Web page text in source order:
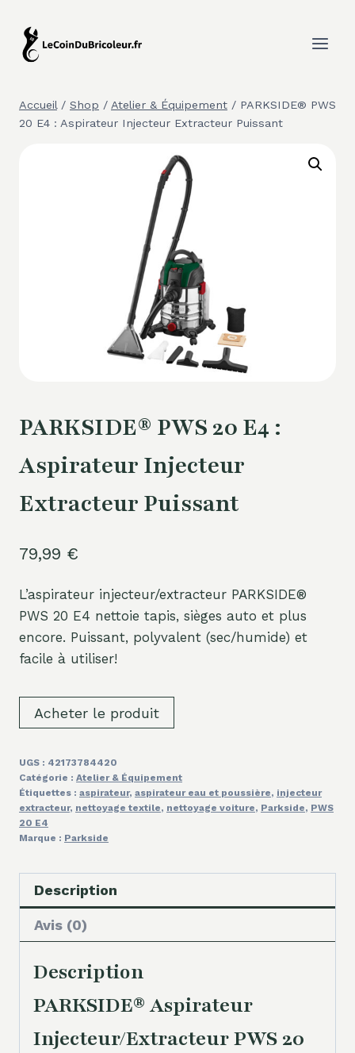
contenu
Accueil / Shop / Atelier & Équipement / PARKSIDE® PWS
20 E4 : Aspirateur Injecteur Extracteur Puissant
PARKSIDE® PWS 20 E4 :
Aspirateur Injecteur
Extracteur Puissant
79,99 €
L’aspirateur injecteur/extracteur PARKSIDE®
PWS 20 E4 nettoie tapis, sièges auto et plus
encore. Puissant, polyvalent (sec/humide) et
facile à utiliser!
Acheter le produit
UGS : 42173784420
Catégorie : Atelier & Équipement
Étiquettes : aspirateur, aspirateur eau et poussière, injecteur
extracteur, nettoyage textile, nettoyage voiture, Parkside, PWS
20 E4
Marque : Parkside
Description
Avis (0)
Description
PARKSIDE® Aspirateur
Injecteur/Extracteur PWS 20